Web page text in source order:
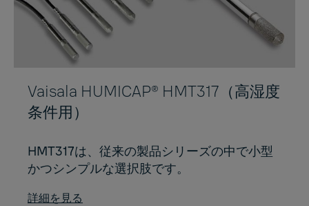
Vaisala HUMICAP® HMT317（高湿度
条件用）
HMT317は、従来の製品シリーズの中で小型
かつシンプルな選択肢です。
詳細を見る